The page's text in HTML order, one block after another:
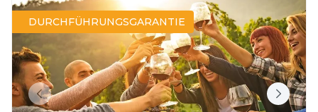
DURCHFÜHRUNGSGARANTIE